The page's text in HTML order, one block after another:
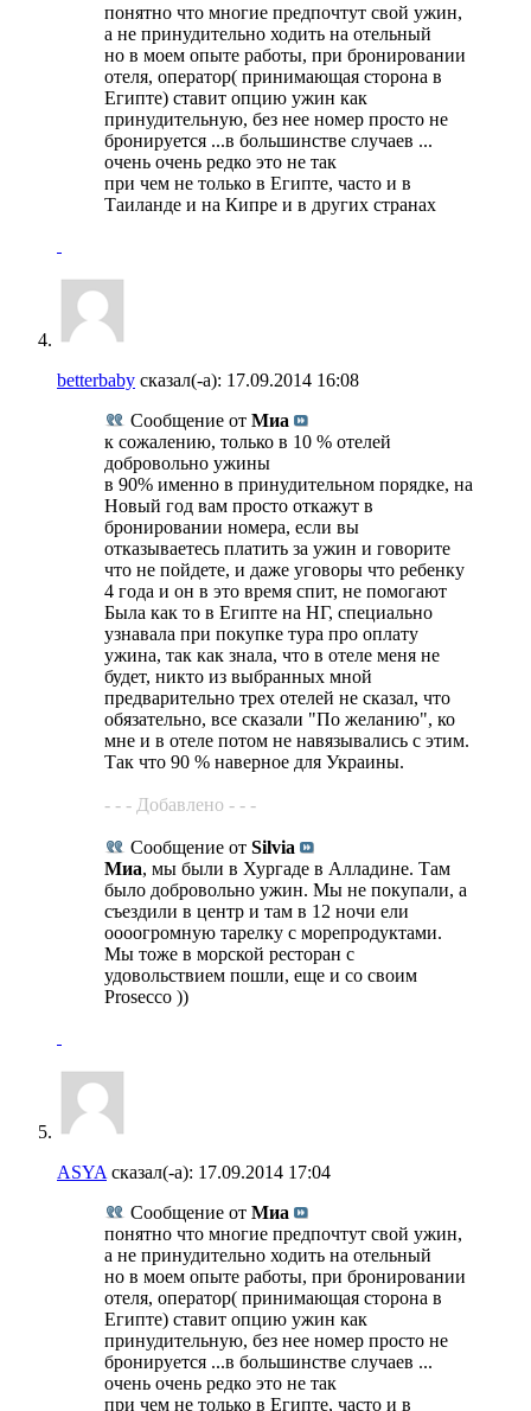
понятно что многие предпочтут свой ужин,
а не принудительно ходить на отельный
но в моем опыте работы, при бронировании
отеля, оператор( принимающая сторона в
Египте) ставит опцию ужин как
принудительную, без нее номер просто не
бронируется ...в большинстве случаев ...
очень очень редко это не так
при чем не только в Египте, часто и в
Таиланде и на Кипре и в других странах
betterbaby сказал(-а): 17.09.2014 16:08
Сообщение от Миа
к сожалению, только в 10 % отелей
добровольно ужины
в 90% именно в принудительном порядке, на
Новый год вам просто откажут в
бронировании номера, если вы
отказываетесь платить за ужин и говорите
что не пойдете, и даже уговоры что ребенку
4 года и он в это время спит, не помогают
Была как то в Египте на НГ, специально
узнавала при покупке тура про оплату
ужина, так как знала, что в отеле меня не
будет, никто из выбранных мной
предварительно трех отелей не сказал, что
обязательно, все сказали "По желанию", ко
мне и в отеле потом не навязывались с этим.
Так что 90 % наверное для Украины.
- - - Добавлено - - -
Сообщение от Silvia
Миа, мы были в Хургаде в Алладине. Там
было добровольно ужин. Мы не покупали, а
съездили в центр и там в 12 ночи ели
оооогромную тарелку с морепродуктами.
Мы тоже в морской ресторан с
удовольствием пошли, еще и со своим
Prosecco ))
ASYA сказал(-а): 17.09.2014 17:04
Сообщение от Миа
понятно что многие предпочтут свой ужин,
а не принудительно ходить на отельный
но в моем опыте работы, при бронировании
отеля, оператор( принимающая сторона в
Египте) ставит опцию ужин как
принудительную, без нее номер просто не
бронируется ...в большинстве случаев ...
очень очень редко это не так
при чем не только в Египте, часто и в